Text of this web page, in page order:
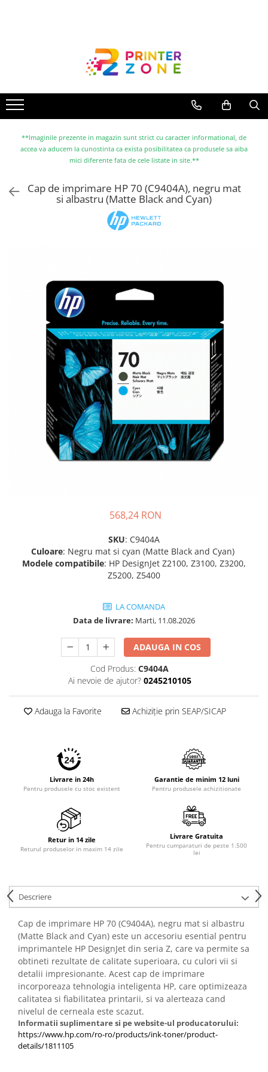
Imprimante cu jet
Multifunctionale laser
Multifunctionale cu jet
Imprimante etichete
Scanere
Consumabile imprimanta
Drum unit
Capete imprimare
Cartuse inkjet si cerneala
Developer
Consumabile imprimanta
compatibile
Accesorii imprimante 3D
Laptopuri / notebookuri
Mini PC AI
Desktop PC
PC Office
Workstation
All-in-One PC
Monitoare
Monitoare LED
Accesorii monitoare
Componente
Placi video
Procesoare
Placi de baza
Memorii RAM
SSD-uri interne
Hard disk-uri interne
**Imaginile prezente in magazin sunt strict cu caracter informational, de
accea va aducem la cunostinta ca exista posibilitatea ca produsele sa aiba
mici diferente fata de cele listate in site.**
Cap de imprimare HP 70 (C9404A), negru mat
si albastru (Matte Black and Cyan)
568,24 RON
SKU: C9404A
Culoare: Negru mat si cyan (Matte Black and Cyan)
Modele compatibile: HP DesignJet Z2100, Z3100, Z3200,
Z5200, Z5400
LA COMANDA
Data de livrare: Marti, 11.08.2026
ADAUGA IN COS
Cod Produs: C9404A
Ai nevoie de ajutor? 0245210105
Adauga la Favorite Achiziție prin SEAP/SICAP
Livrare in 24h
Pentru produsele cu stoc existent
Garantie de minim 12 luni
Pentru produsele achizitionate
Retur in 14 zile
Returul produselor in maxim 14 zile
Livrare Gratuita
Pentru cumparaturi de peste 1.500
lei
Descriere
Cap de imprimare HP 70 (C9404A), negru mat si albastru
(Matte Black and Cyan) este un accesoriu esential pentru
imprimantele HP DesignJet din seria Z, care va permite sa
obtineti rezultate de calitate superioara, cu culori vii si
detalii impresionante. Acest cap de imprimare
incorporeaza tehnologia inteligenta HP, care optimizeaza
calitatea si fiabilitatea printarii, si va alerteaza cand
nivelul de cerneala este scazut.
Informatii suplimentare si pe website-ul producatorului:
https://www.hp.com/ro-ro/products/ink-toner/product-
details/1811105